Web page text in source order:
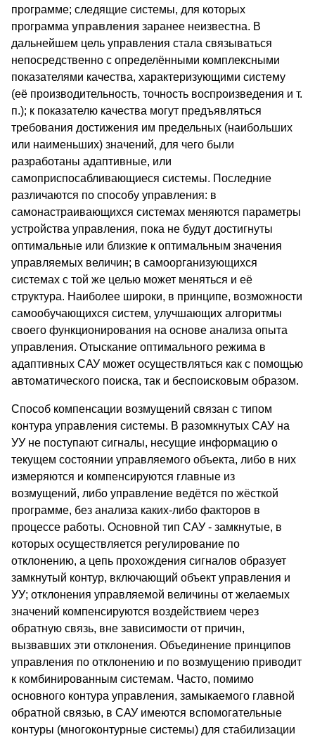
программе; следящие системы, для которых
программа управления заранее неизвестна. В
дальнейшем цель управления стала связываться
непосредственно с определёнными комплексными
показателями качества, характеризующими систему
(её производительность, точность воспроизведения и т.
п.); к показателю качества могут предъявляться
требования достижения им предельных (наибольших
или наименьших) значений, для чего были
разработаны адаптивные, или
самоприспосабливающиеся системы. Последние
различаются по способу управления: в
самонастраивающихся системах меняются параметры
устройства управления, пока не будут достигнуты
оптимальные или близкие к оптимальным значения
управляемых величин; в самоорганизующихся
системах с той же целью может меняться и её
структура. Наиболее широки, в принципе, возможности
самообучающихся систем, улучшающих алгоритмы
своего функционирования на основе анализа опыта
управления. Отыскание оптимального режима в
адаптивных САУ может осуществляться как с помощью
автоматического поиска, так и беспоисковым образом.
Способ компенсации возмущений связан с типом
контура управления системы. В разомкнутых САУ на
УУ не поступают сигналы, несущие информацию о
текущем состоянии управляемого объекта, либо в них
измеряются и компенсируются главные из
возмущений, либо управление ведётся по жёсткой
программе, без анализа каких-либо факторов в
процессе работы. Основной тип САУ - замкнутые, в
которых осуществляется регулирование по
отклонению, а цепь прохождения сигналов образует
замкнутый контур, включающий объект управления и
УУ; отклонения управляемой величины от желаемых
значений компенсируются воздействием через
обратную связь, вне зависимости от причин,
вызвавших эти отклонения. Объединение принципов
управления по отклонению и по возмущению приводит
к комбинированным системам. Часто, помимо
основного контура управления, замыкаемого главной
обратной связью, в САУ имеются вспомогательные
контуры (многоконтурные системы) для стабилизации